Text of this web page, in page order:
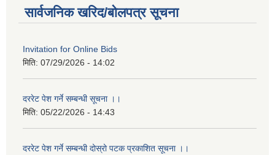
सार्वजनिक खरिद/बोलपत्र सूचना
Invitation for Online Bids
मिति: 07/29/2026 - 14:02
दररेट पेश गर्ने सम्बन्धी सूचना ।।
मिति: 05/22/2026 - 14:43
दररेट पेश गर्ने सम्बन्धी दोस्रो पटक प्रकाशित सूचना ।।